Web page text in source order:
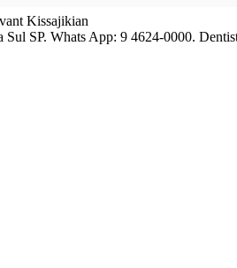
Kissajikian
SP. Whats App: 9 4624-0000.